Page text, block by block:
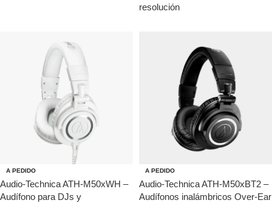
resolución
A PEDIDO
Audio-Technica ATH-M50xWH –
Audífono para DJs y
A PEDIDO
Audio-Technica ATH-M50xBT2 –
Audífonos inalámbricos Over-Ear